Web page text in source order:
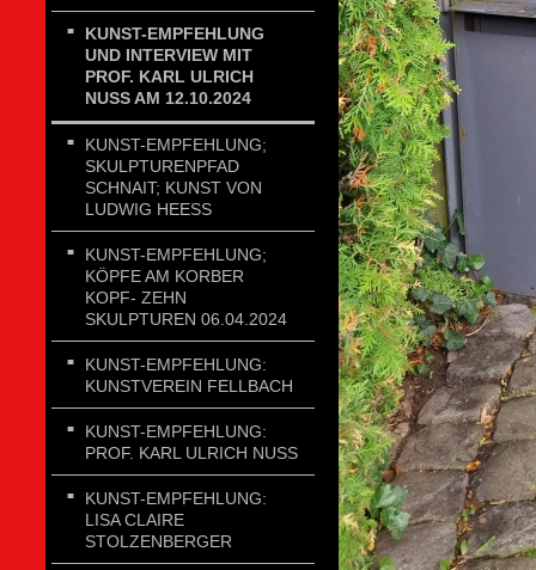
KUNST-EMPFEHLUNG
UND INTERVIEW MIT
PROF. KARL ULRICH
NUSS AM 12.10.2024
KUNST-EMPFEHLUNG;
SKULPTURENPFAD
SCHNAIT; KUNST VON
LUDWIG HEESS
KUNST-EMPFEHLUNG;
KÖPFE AM KORBER
KOPF- ZEHN
SKULPTUREN 06.04.2024
KUNST-EMPFEHLUNG:
KUNSTVEREIN FELLBACH
KUNST-EMPFEHLUNG:
PROF. KARL ULRICH NUSS
KUNST-EMPFEHLUNG:
LISA CLAIRE
STOLZENBERGER